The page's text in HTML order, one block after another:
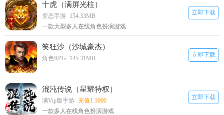
十虎（满屏光柱）
变态手游 154.33MB
一款大型多人在线角色扮演游戏
立即下载
笑狂沙（沙城豪杰）
角色RPG 145.31MB 立即下载
混沌传说（星耀特权）
满Vip版手游 充值1:1000
一款多人在线角色扮演游戏
立即下载